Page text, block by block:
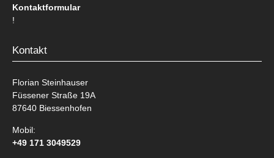
Kontaktformular
!
Kontakt
Florian Steinhauser
Füssener Straße 19A
87640 Biessenhofen
Mobil:
+49 171 3049529